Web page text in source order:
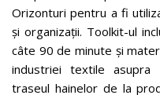
Orizonturi pentru a fi
și organizații. Toolkit-ul
câte 90 de minute și
industriei textile asupra
traseul hainelor de la